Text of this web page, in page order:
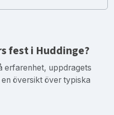
fest i Huddinge?
erfarenhet, uppdragets
översikt över typiska